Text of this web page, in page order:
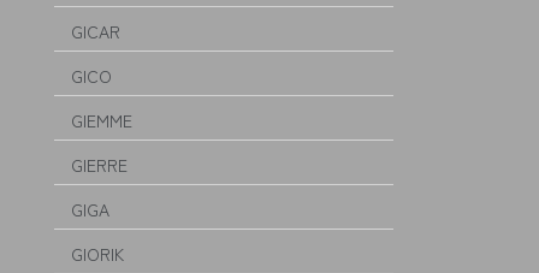
GICAR
GICO
GIEMME
GIERRE
GIGA
GIORIK